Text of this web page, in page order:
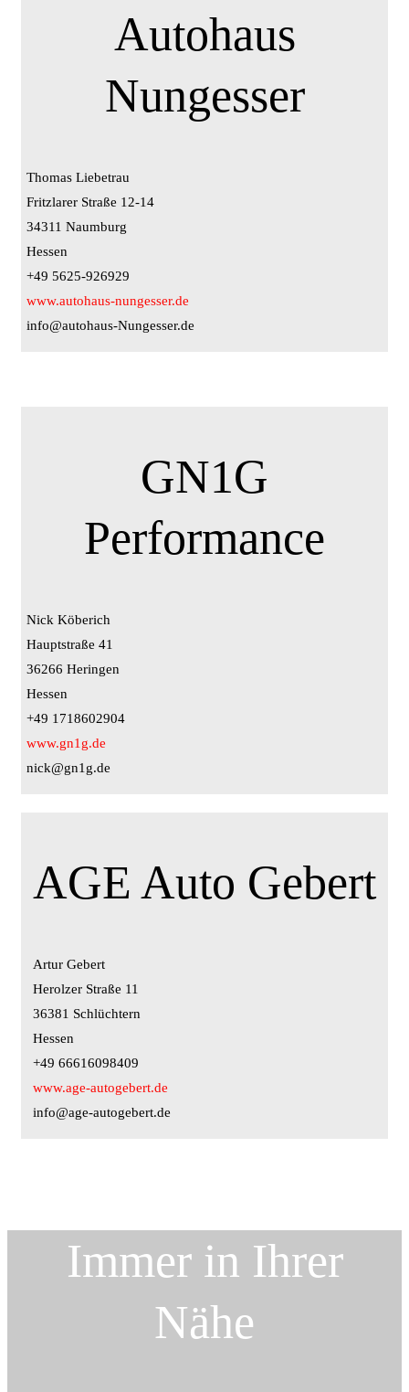
Autohaus
Nungesser
Thomas Liebetrau
Fritzlarer Straße 12-14
34311 Naumburg
Hessen
+49 5625-926929
www.autohaus-nungesser.de
info@autohaus-Nungesser.de
GN1G
Performance
Nick Köberich
Hauptstraße 41
36266 Heringen
Hessen
+49 1718602904
www.gn1g.de
nick@gn1g.de
AGE Auto Gebert
Artur Gebert
Herolzer Straße 11
36381 Schlüchtern
Hessen
+49 66616098409
www.age-autogebert.de
info@age-autogebert.de
Immer in Ihrer
Nähe